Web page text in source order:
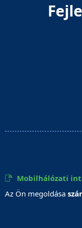
Mobilhálózati
Az Ön megoldása